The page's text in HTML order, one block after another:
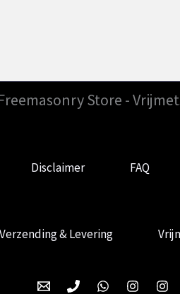
Store -
Disclaimer FAQ
Verzending & Levering